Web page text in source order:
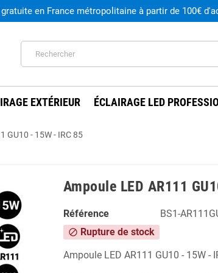
en France métropolitaine à partir de 100€
EXTÉRIEUR ÉCLAIRAGE LED
GU10 - 15W - IRC 85
Ampoule LED AR111
Référence BS1-
block Rupture de stock
Ampoule LED AR111 GU10 - 15W -